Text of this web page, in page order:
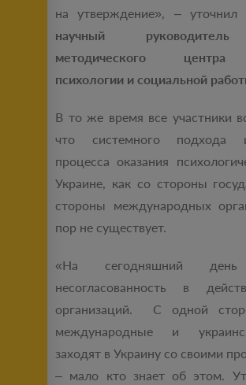
на утверждение», ‒ уточнил
научный руководитель
методического центра
психологии и социальной
В то же время все участники
что системного подхода
процесса оказания
Украине, как со стороны
стороны международных
пор не существует.
«На сегодняшний
несогласованность в
организаций. С одной
международные и
заходят в Украину со своими
‒ мало кто знает об этом.